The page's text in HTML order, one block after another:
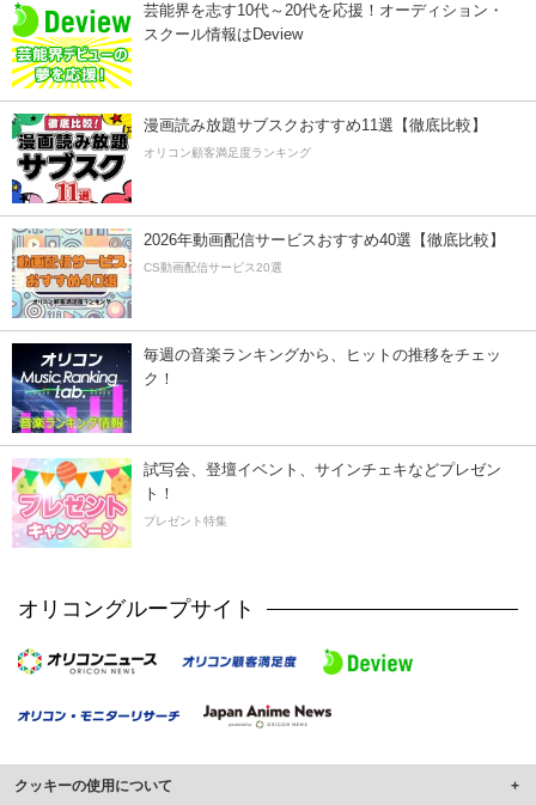
芸能界を志す10代～20代を応援！オーディション・
スクール情報はDeview
漫画読み放題サブスクおすすめ11選【徹底比較】
オリコン顧客満足度ランキング
2026年動画配信サービスおすすめ40選【徹底比較】
CS動画配信サービス20選
毎週の音楽ランキングから、ヒットの推移をチェッ
ク！
試写会、登壇イベント、サインチェキなどプレゼン
ト！
プレゼント特集
オリコングループサイト
クッキーの使用について